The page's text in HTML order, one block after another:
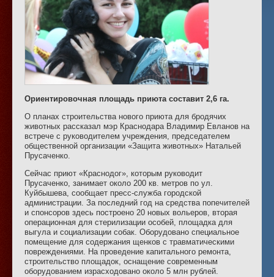
Ориентировочная площадь приюта составит 2,6 га.
О планах строительства нового приюта для бродячих
животных рассказал мэр Краснодара Владимир Евланов на
встрече с руководителем учреждения, председателем
общественной организации «Защита животных» Натальей
Прусаченко.
Сейчас приют «Краснодог», которым руководит
Прусаченко, занимает около 200 кв. метров по ул.
Куйбышева, сообщает пресс-служба городской
администрации. За последний год на средства попечителей
и спонсоров здесь построено 20 новых вольеров, вторая
операционная для стерилизации особей, площадка для
выгула и социализации собак. Оборудовано специальное
помещение для содержания щенков с травматическими
повреждениями. На проведение капитального ремонта,
строительство площадок, оснащение современным
оборудованием израсходовано около 5 млн рублей.